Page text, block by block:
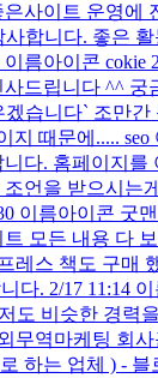
사이트 운영에
사합니다. 좋은
름아이콘 cokie
사드립니다 ^^ 궁
습니다` 조만간
지 때문에..... seo
다. 홈페이지를
언을 받으시는
이름아이콘 굿
모든 내용 다
레스 책도 구매
다. 2/17 11:14
도 비슷한 경력
무역마케팅 회사
하는 업체 ) - 블